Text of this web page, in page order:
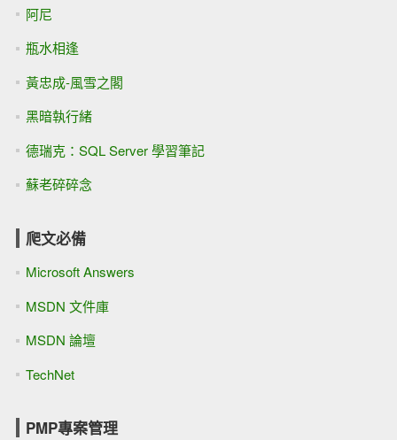
阿尼
瓶水相逢
黃忠成-風雪之閣
黑暗執行緒
德瑞克：SQL Server 學習筆記
蘇老碎碎念
爬文必備
Microsoft Answers
MSDN 文件庫
MSDN 論壇
TechNet
PMP專案管理